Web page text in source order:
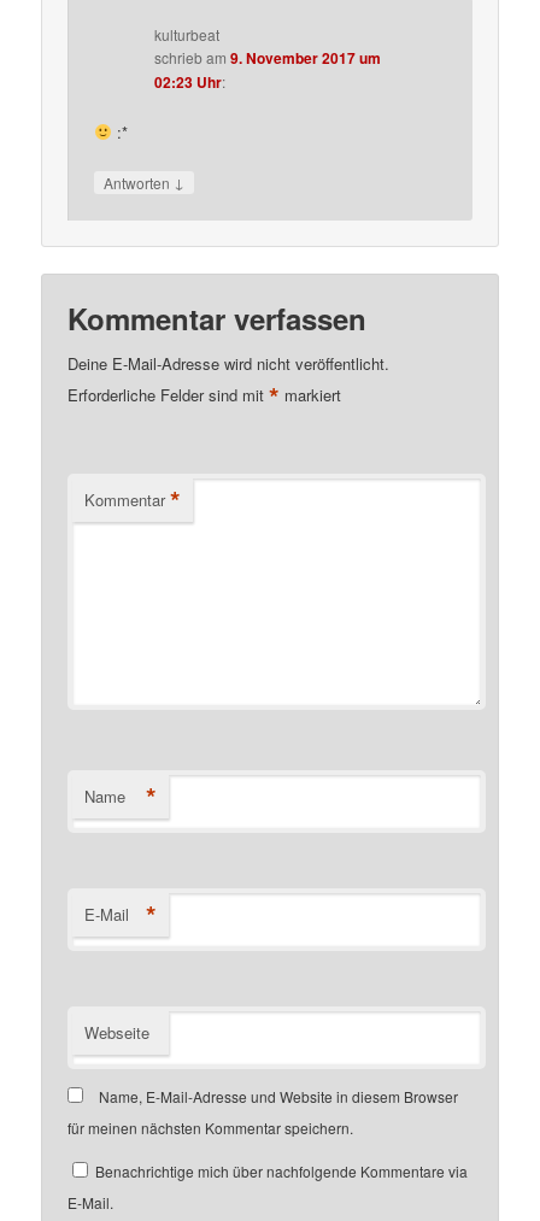
kulturbeat
schriebam9. November 2017 um
02:23 Uhr:
:*
Antworten ↓
Kommentar verfassen
Deine E-Mail-Adresse wird nicht veröffentlicht.
Erforderliche Felder sind mit* markiert
Kommentar *
Name *
E-Mail *
Webseite
Name, E-Mail-Adresse und Website in diesem Browser
für meinen nächsten Kommentar speichern.
Benachrichtige mich über nachfolgende Kommentare via
E-Mail.